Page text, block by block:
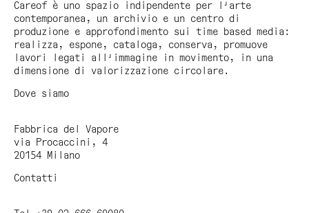
Careof è uno spazio indipendente per l'arte
contemporanea, un archivio e un centro di
produzione e approfondimento sui time based media:
realizza, espone, cataloga, conserva, promuove
lavori legati all'immagine in movimento, in una
dimensione di valorizzazione circolare.
Dove siamo
Fabbrica del Vapore
via Procaccini, 4
20154 Milano
Contatti